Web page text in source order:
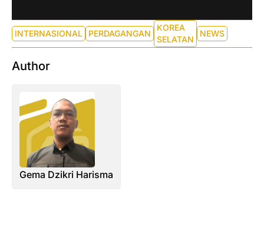
INTERNASIONAL PERDAGANGAN
KOREA
SELATAN
NEWS
Author
Gema Dzikri Harisma